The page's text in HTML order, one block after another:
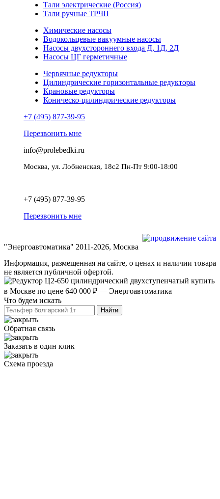
Тали электрические (Россия)
Тали ручные ТРЧП
Химические насосы
Водокольцевые вакуумные насосы
Насосы двухстороннего входа Д, 1Д, 2Д
Насосы ЦГ герметичные
Червячные редукторы
Цилиндрические горизонтальные редукторы
Крановые редукторы
Коническо-цилиндрические редукторы
+7 (495) 877-39-95
Перезвонить мне
info@prolebedki.ru
Москва, ул. Лобненская, 18с2 Пн-Пт 9:00-18:00
+7 (495) 877-39-95
Перезвонить мне
"Энергоавтоматика" 2011-2026, Москва
Информация, размещенная на сайте, о ценах и наличии товара
не является публичной офертой.
Что будем искать
Обратная связь
Заказать в один клик
Схема проезда